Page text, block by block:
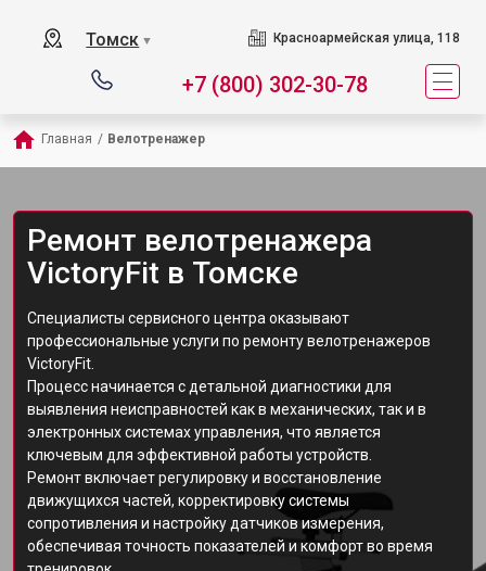
Томск ▼ Красноармейская улица, 118
+7 (800) 302-30-78
Главная / Велотренажер
Ремонт велотренажера
VictoryFit в Томске
Специалисты сервисного центра оказывают
профессиональные услуги по ремонту велотренажеров
VictoryFit.
Процесс начинается с детальной диагностики для
выявления неисправностей как в механических, так и в
электронных системах управления, что является
ключевым для эффективной работы устройств.
Ремонт включает регулировку и восстановление
движущихся частей, корректировку системы
сопротивления и настройку датчиков измерения,
обеспечивая точность показателей и комфорт во время